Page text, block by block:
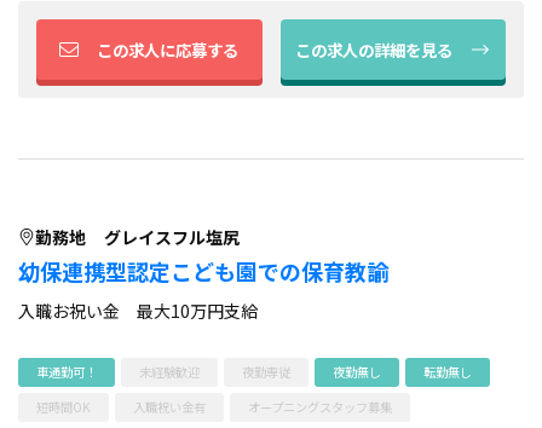
この求人に応募する この求人の詳細を見る
勤務地 グレイスフル塩尻
幼保連携型認定こども園での保育教諭
入職お祝い金 最大10万円支給
車通勤可！ 未経験歓迎 夜勤専従 夜勤無し
転勤無し
短時間OK
入職祝い金有
オープニングスタッフ募集